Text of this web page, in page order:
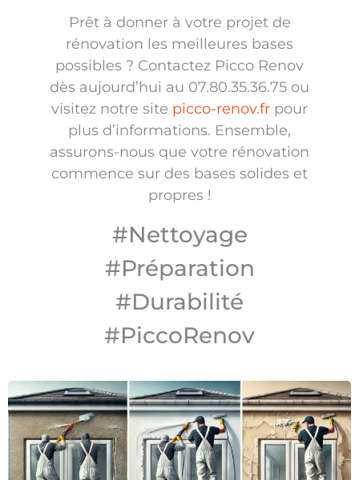
Prêt à donner à votre projet de
rénovation les meilleures bases
possibles ? Contactez Picco Renov
dès aujourd’hui au 07.80.35.36.75 ou
visitez notre site picco-renov.fr pour
plus d’informations. Ensemble,
assurons-nous que votre rénovation
commence sur des bases solides et
propres !
#Nettoyage
#Préparation
#Durabilité
#PiccoRenov